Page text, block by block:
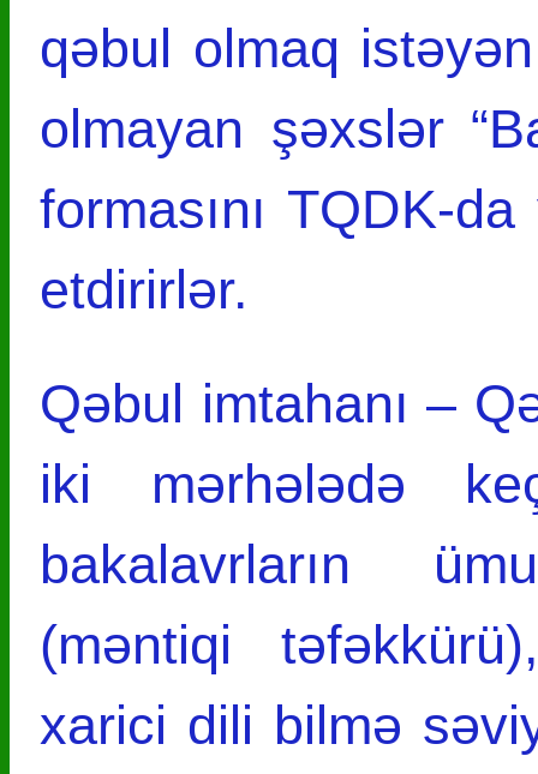
qəbul olmaq
olmayan şəxslər
formasını TQDK-
etdirirlər.
Qəbul imtahanı –
iki mərhələdə
bakalavrların
(məntiqi
xarici dili bilmə